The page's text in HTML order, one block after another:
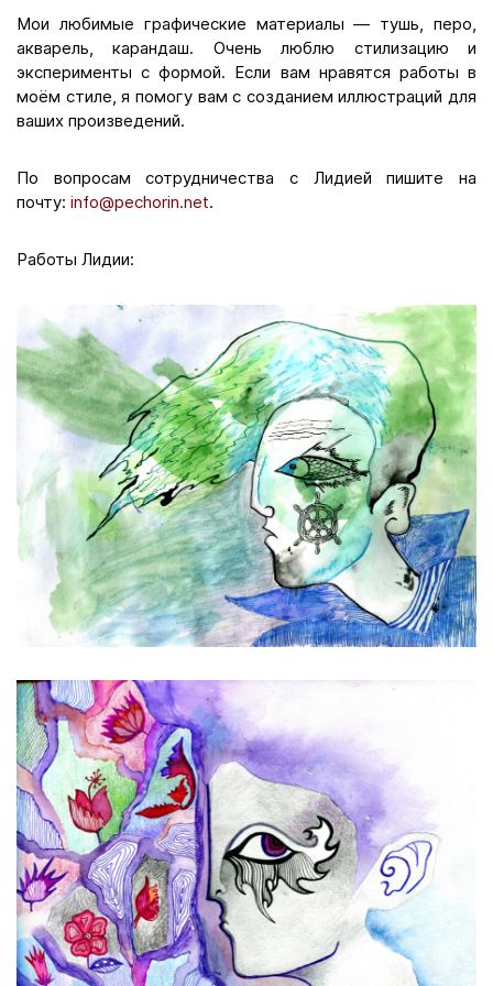
Мои любимые графические материалы — тушь, перо,
акварель, карандаш. Очень люблю стилизацию и
эксперименты с формой. Если вам нравятся работы в
моём стиле, я помогу вам с созданием иллюстраций для
ваших произведений.
По вопросам сотрудничества с Лидией пишите на
почту: info@pechorin.net.
Работы Лидии: